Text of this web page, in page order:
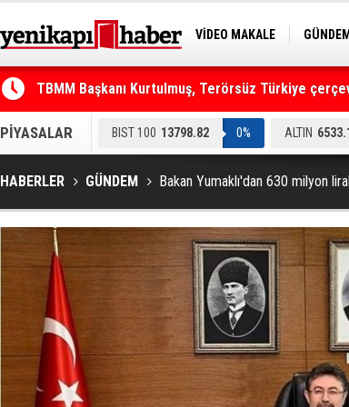
VİDEO MAKALE GÜNDEM
TBMM Başkanı Kurtulmuş, Terörsüz Türkiye
Telefonla arayıp "RTÜK'ten geliyoruz" dediler:
PİYASALAR BIST 100 13798.82 0% ALTIN
HABERLER GÜNDEM Bakan Yumaklı'dan 630 milyon